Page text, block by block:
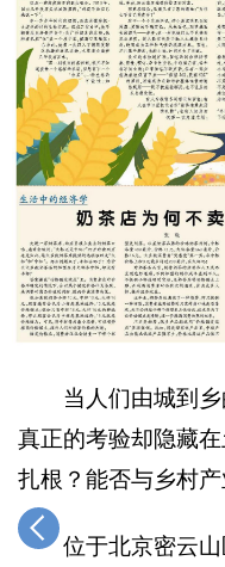
当人们由城到
真正的考验却隐藏
扎根？能否与乡村产
位于北京密云